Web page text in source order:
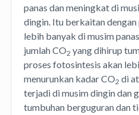
panas dan meningkat di
dingin. Itu berkaitan
lebih banyak di musim
jumlah CO2 yang dihirup
proses fotosintesis akan
menurunkan kadar CO2 di
terjadi di musim dingin dan
tumbuhan berguguran dan